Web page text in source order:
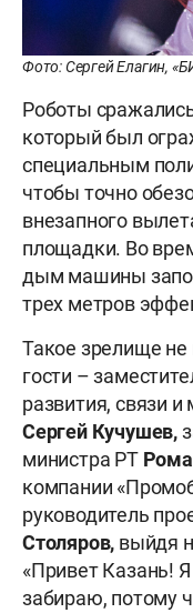
Фото: Сергей Елагин,
Роботы
который был
специальным
чтобы точно
внезапного
площадки. Во
дым машины
трех метров
Такое зрелище не
гости –
развития, связи
Сергей Кучушев,
министра РТ
компании
руководитель
Столяров, выйдя
«Привет Казань!
забираю, потому